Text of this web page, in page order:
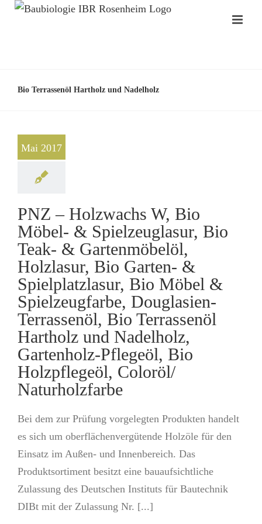
Bio Terrassenöl Hartholz und Nadelholz
Mai 2017
PNZ – Holzwachs W, Bio
Möbel- & Spielzeuglasur, Bio
Teak- & Gartenmöbelöl,
Holzlasur, Bio Garten- &
Spielplatzlasur, Bio Möbel &
Spielzeugfarbe, Douglasien-
Terrassenöl, Bio Terrassenöl
Hartholz und Nadelholz,
Gartenholz-Pflegeöl, Bio
Holzpflegeöl, Coloröl/
Naturholzfarbe
Bei dem zur Prüfung vorgelegten Produkten handelt
es sich um oberflächenvergütende Holzöle für den
Einsatz im Außen- und Innenbereich. Das
Produktsortiment besitzt eine bauaufsichtliche
Zulassung des Deutschen Instituts für Bautechnik
DIBt mit der Zulassung Nr. [...]